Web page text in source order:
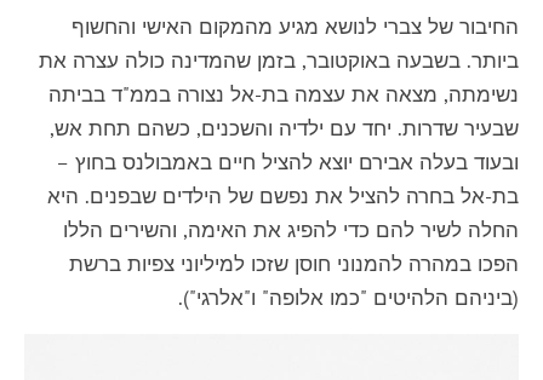
החיבור של צברי לנושא מגיע מהמקום האישי והחשוף
ביותר. בשבעה באוקטובר, בזמן שהמדינה כולה עצרה את
נשימתה, מצאה את עצמה בת-אל נצורה בממ"ד בביתה
שבעיר שדרות. יחד עם ילדיה והשכנים, כשהם תחת אש,
ובעוד בעלה אבירם יוצא להציל חיים באמבולנס בחוץ –
בת-אל בחרה להציל את נפשם של הילדים שבפנים. היא
החלה לשיר להם כדי להפיג את האימה, והשירים הללו
הפכו במהרה להמנוני חוסן שזכו למיליוני צפיות ברשת
(ביניהם הלהיטים "כמו אלופה" ו"אלרגי").